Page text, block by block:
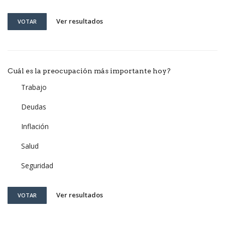
VOTAR Ver resultados
Cuál es la preocupación más importante hoy?
Trabajo
Deudas
Inflación
Salud
Seguridad
VOTAR Ver resultados